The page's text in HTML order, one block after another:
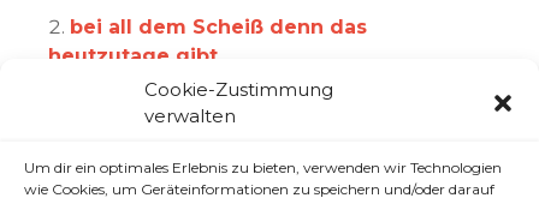
Cookie-Zustimmung
verwalten
Um dir ein optimales Erlebnis zu bieten, verwenden wir Technologien
wie Cookies, um Geräteinformationen zu speichern und/oder darauf
bei all dem Scheiß denn das
heutzutage gibt,
Das Internet wird uns alle ZERSTÖREN
!!!!11111ELF
Gedankenmarmelade #17 – Pünktlich